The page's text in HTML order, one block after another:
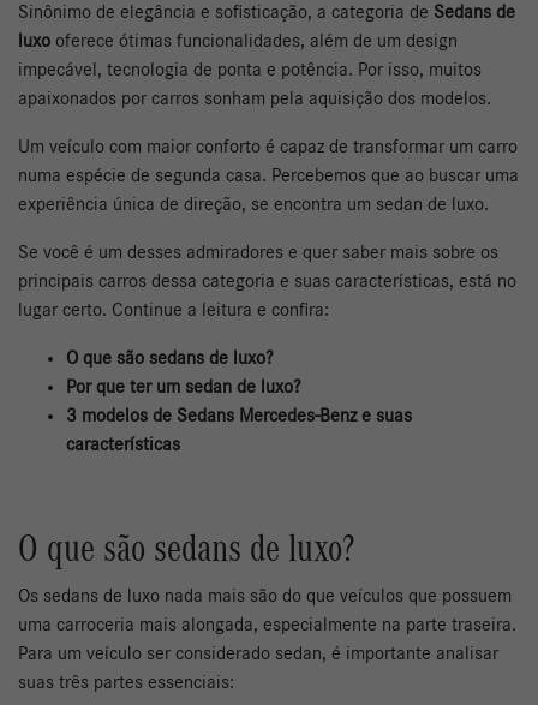
Sinônimo de elegância e sofisticação, a categoria de Sedans de
luxo oferece ótimas funcionalidades, além de um design
impecável, tecnologia de ponta e potência. Por isso, muitos
apaixonados por carros sonham pela aquisição dos modelos.
Um veículo com maior conforto é capaz de transformar um carro
numa espécie de segunda casa. Percebemos que ao buscar uma
experiência única de direção, se encontra um sedan de luxo.
Se você é um desses admiradores e quer saber mais sobre os
principais carros dessa categoria e suas características, está no
lugar certo. Continue a leitura e confira:
O que são sedans de luxo?
Por que ter um sedan de luxo?
3 modelos de Sedans Mercedes-Benz e suas
características
O que são sedans de luxo?
Os sedans de luxo nada mais são do que veículos que possuem
uma carroceria mais alongada, especialmente na parte traseira.
Para um veículo ser considerado sedan, é importante analisar
suas três partes essenciais: